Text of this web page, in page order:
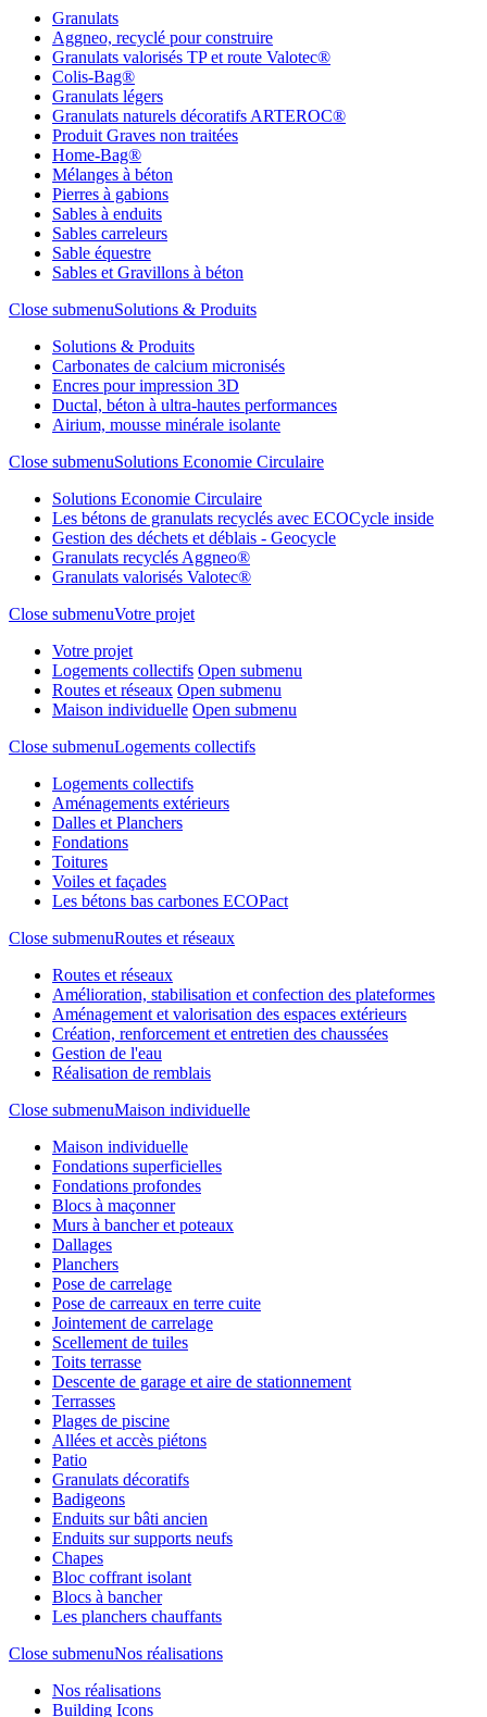
Granulats
Aggneo, recyclé pour construire
Granulats valorisés TP et route Valotec®
Colis-Bag®
Granulats légers
Granulats naturels décoratifs ARTEROC®
Produit Graves non traitées
Home-Bag®
Mélanges à béton
Pierres à gabions
Sables à enduits
Sables carreleurs
Sable équestre
Sables et Gravillons à béton
Close submenuSolutions & Produits
Solutions & Produits
Carbonates de calcium micronisés
Encres pour impression 3D
Ductal, béton à ultra-hautes performances
Airium, mousse minérale isolante
Close submenuSolutions Economie Circulaire
Solutions Economie Circulaire
Les bétons de granulats recyclés avec ECOCycle inside
Gestion des déchets et déblais - Geocycle
Granulats recyclés Aggneo®
Granulats valorisés Valotec®
Close submenuVotre projet
Votre projet
Logements collectifs Open submenu
Routes et réseaux Open submenu
Maison individuelle Open submenu
Close submenuLogements collectifs
Logements collectifs
Aménagements extérieurs
Dalles et Planchers
Fondations
Toitures
Voiles et façades
Les bétons bas carbones ECOPact
Close submenuRoutes et réseaux
Routes et réseaux
Amélioration, stabilisation et confection des plateformes
Aménagement et valorisation des espaces extérieurs
Création, renforcement et entretien des chaussées
Gestion de l'eau
Réalisation de remblais
Close submenuMaison individuelle
Maison individuelle
Fondations superficielles
Fondations profondes
Blocs à maçonner
Murs à bancher et poteaux
Dallages
Planchers
Pose de carrelage
Pose de carreaux en terre cuite
Jointement de carrelage
Scellement de tuiles
Toits terrasse
Descente de garage et aire de stationnement
Terrasses
Plages de piscine
Allées et accès piétons
Patio
Granulats décoratifs
Badigeons
Enduits sur bâti ancien
Enduits sur supports neufs
Chapes
Bloc coffrant isolant
Blocs à bancher
Les planchers chauffants
Close submenuNos réalisations
Nos réalisations
Building Icons